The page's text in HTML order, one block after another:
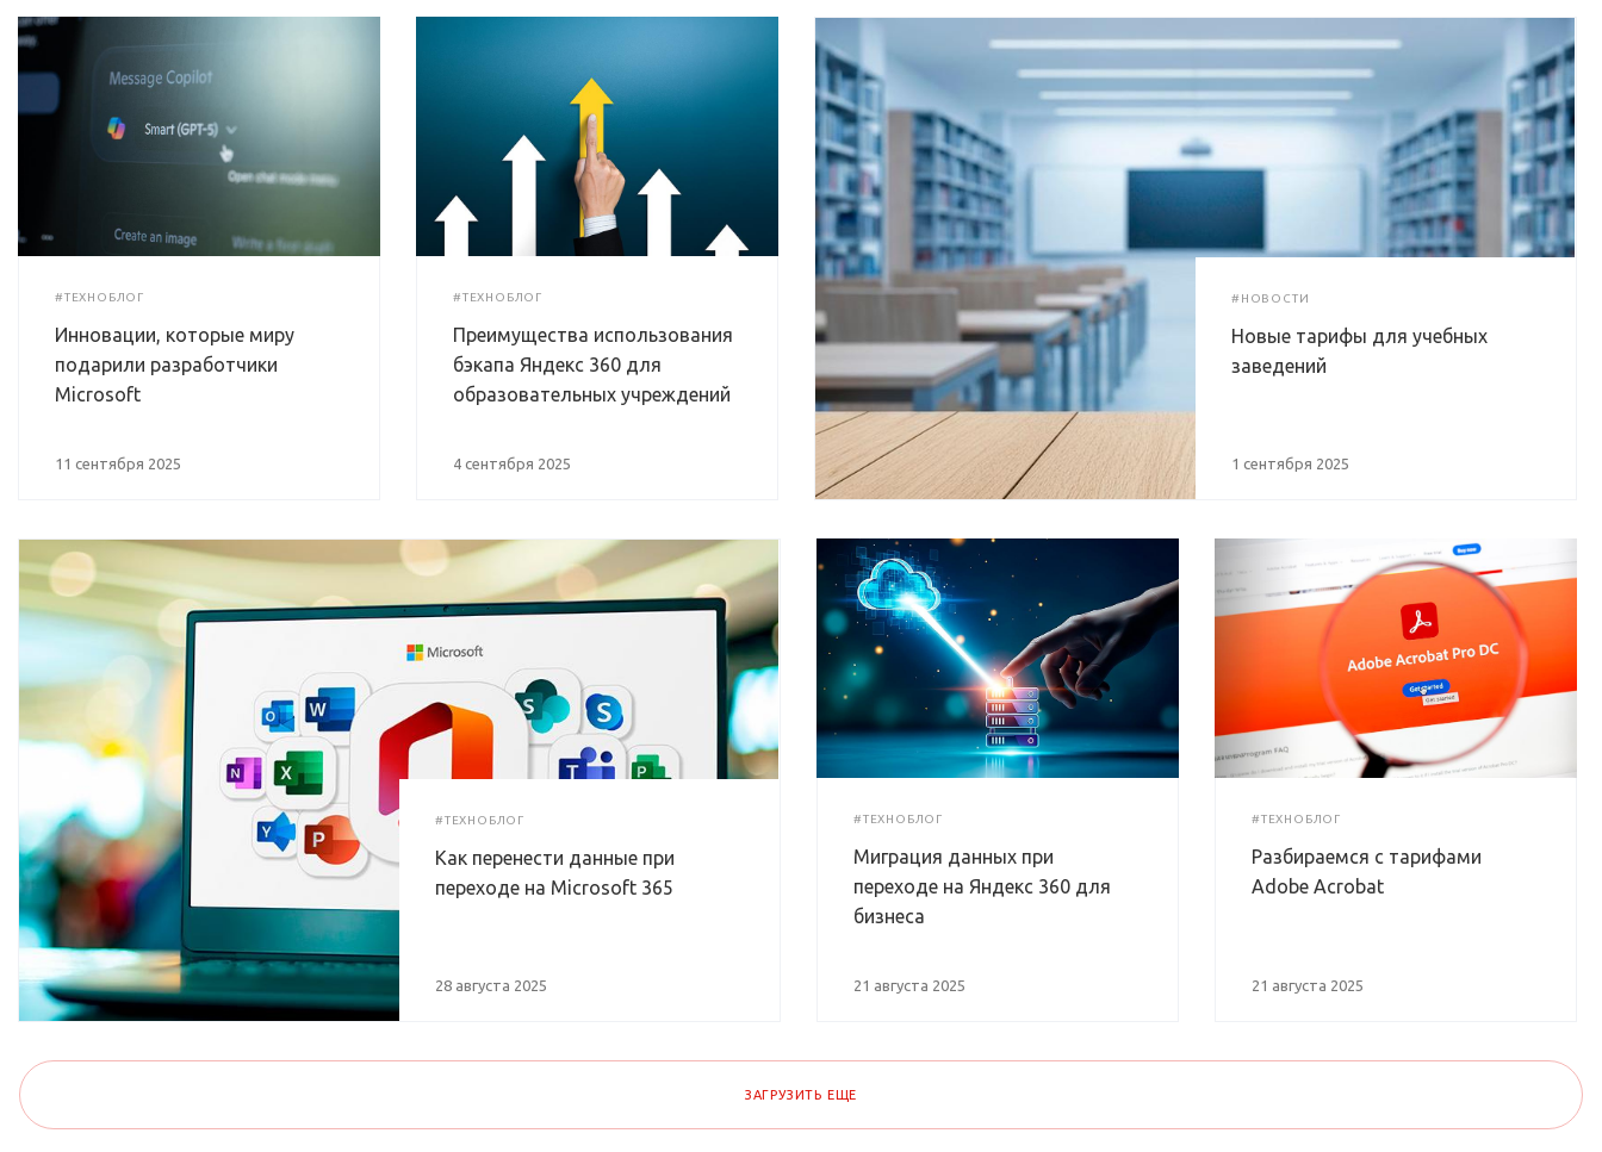
#ТЕХНОБЛОГ
Инновации, которые миру
подарили разработчики
Microsoft
11 сентября 2025
#ТЕХНОБЛОГ
Преимущества использования
бэкапа Яндекс 360 для
образовательных учреждений
4 сентября 2025
#НОВОСТИ
Новые тарифы для учебных
заведений
1 сентября 2025
#ТЕХНОБЛОГ
Как перенести данные при
переходе на Microsoft 365
28 августа 2025
#ТЕХНОБЛОГ
Миграция данных при
переходе на Яндекс 360 для
бизнеса
21 августа 2025
#ТЕХНОБЛОГ
Разбираемся с тарифами
Adobe Acrobat
21 августа 2025
ЗАГРУЗИТЬ ЕЩЕ